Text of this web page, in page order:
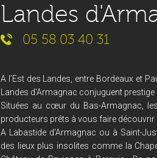
Landes
05 58 03 40 31
A l’Est des Landes, entre Bordeaux et
Landes d'Armagnac conjuguent
Situées au cœur du Bas-Armagnac,
producteurs prêts à vous faire découvrir
A Labastide d'Armagnac ou à Saint-
des lieux plus insolites comme la